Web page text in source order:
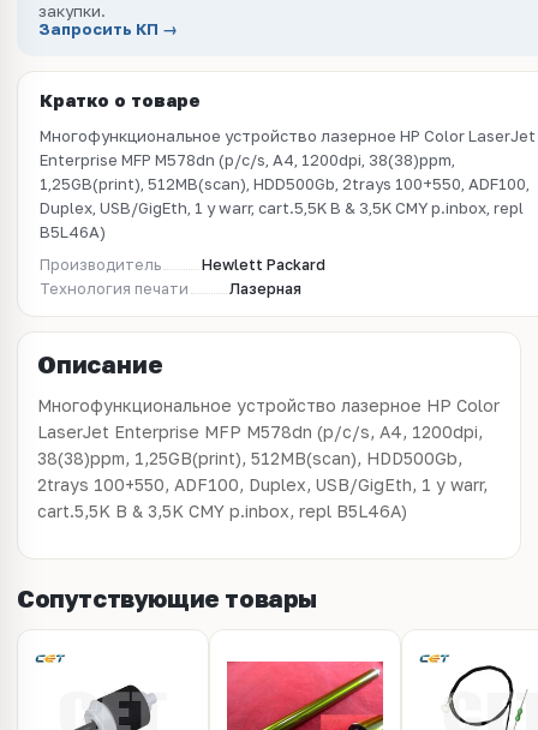
закупки.
Запросить КП →
Кратко о товаре
Многофункциональное устройство лазерное HP Color LaserJet
Enterprise MFP M578dn (p/c/s, A4, 1200dpi, 38(38)ppm,
1,25GB(print), 512MB(scan), HDD500Gb, 2trays 100+550, ADF100,
Duplex, USB/GigEth, 1 y warr, cart.5,5K B & 3,5K CMY p.inbox, repl
B5L46A)
Производитель
Hewlett Packard
Технология печати
Лазерная
Описание
Многофункциональное устройство лазерное HP Color
LaserJet Enterprise MFP M578dn (p/c/s, A4, 1200dpi,
38(38)ppm, 1,25GB(print), 512MB(scan), HDD500Gb,
2trays 100+550, ADF100, Duplex, USB/GigEth, 1 y warr,
cart.5,5K B & 3,5K CMY p.inbox, repl B5L46A)
Сопутствующие товары